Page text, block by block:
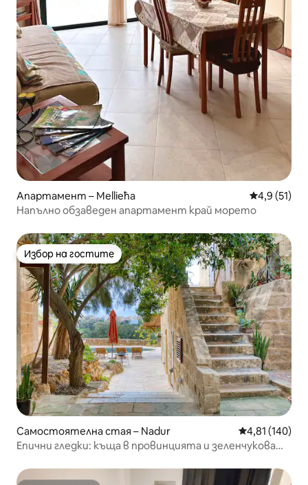
Апартамент – Mellieħa Средна
4,9 (51)
Напълно обзаведен апартамент край морето
Избор на гостите
Избор на гостите
Самостоятелна стая – Nadur Средна
4,81 (140)
Епични гледки: къща в провинцията и зеленчукова